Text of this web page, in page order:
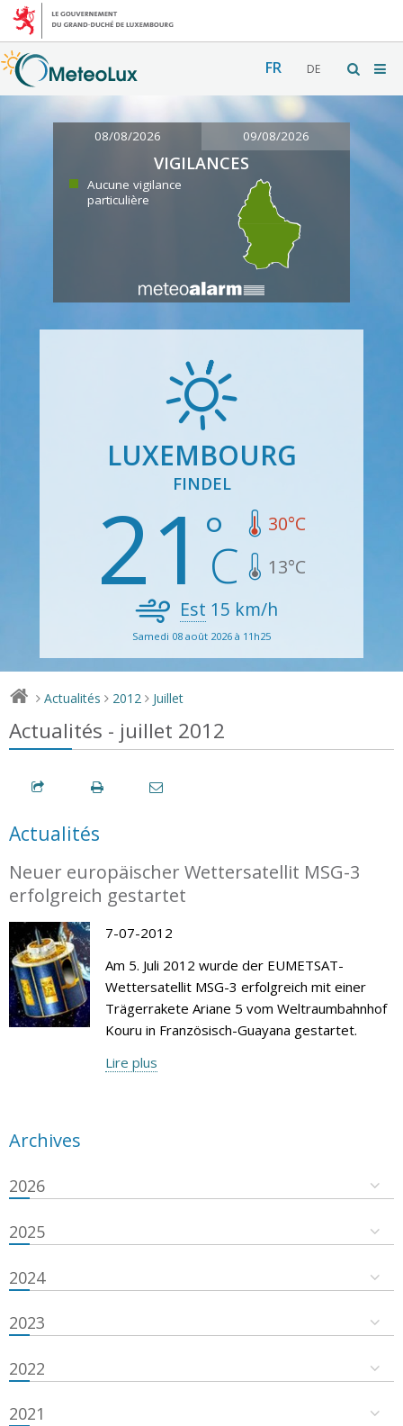
FR DE
08/08/2026 09/08/2026
VIGILANCES
Aucune vigilance
particulière
LUXEMBOURG
FINDEL
21 30°C
13°C
Est 15 km/h
Samedi 08 août 2026 à 11h25
> Actualités > 2012 > Juillet
Actualités - juillet 2012
Actualités
Neuer europäischer Wettersatellit MSG-3
erfolgreich gestartet
7-07-2012
Am 5. Juli 2012 wurde der EUMETSAT-
Wettersatellit MSG-3 erfolgreich mit einer
Trägerrakete Ariane 5 vom Weltraumbahnhof
Kouru in Französisch-Guayana gestartet.
Lire plus
Archives
2026
2025
2024
2023
2022
2021